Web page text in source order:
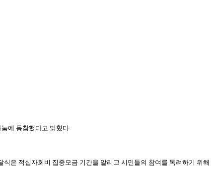
에 동참했다고 밝혔다.
은 적십자회비 집중모금 기간을 알리고 시민들의 참여를 독려하기 위해